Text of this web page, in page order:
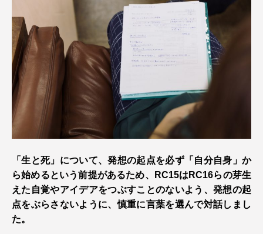
「生と死」について、発想の起点を必ず「自分自身」か
ら始めるという前提があるため、RC15はRC16らの芽生
えた自覚やアイデアをつぶすことのないよう、発想の起
点をぶらさないように、慎重に言葉を選んで対話しまし
た。